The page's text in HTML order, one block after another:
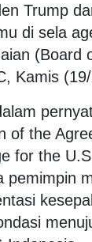
Trump
di sela
(Board
Kamis
of the
for the
pemimpin